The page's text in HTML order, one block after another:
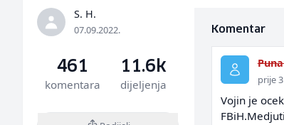
S. H.
07.09.2022.
461
komentara
11.6k
dijeljenja
Komentar
prije
Vojin je